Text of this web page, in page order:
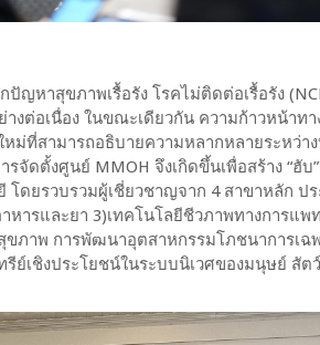
ญหาสุขภาพเรื้อรัง โรคไม่ติดต่อเรื้อรัง
งต่อเนื่อง ในขณะเดียวกัน ความก้าวหน้าท
ม่ที่สามารถอธิบายความหลากหลายระหว่า
จัดตั้งศูนย์ MMOH จึงเกิดขึ้นเพื่อสร้าง “ฮั
โดยรวบรวมผู้เชี่ยวชาญจาก 4 สาขาหลัก ป
ารและยา 3)เทคโนโลยีชีวภาพทางการแพ
ภาพ การพัฒนาอุตสาหกรรมโภชนาการเฉ
ย์เชิงประโยชน์ในระบบนิเวศของมนุษย์ สั